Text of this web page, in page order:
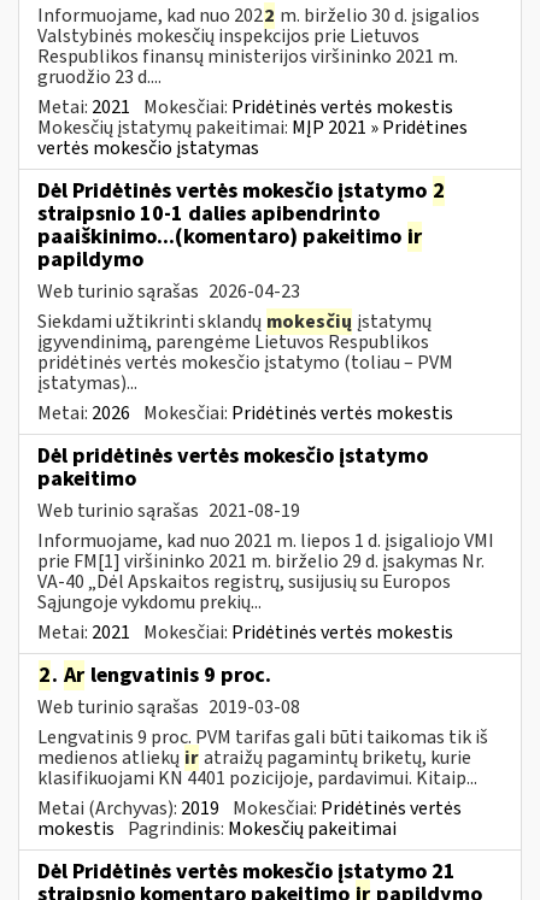
Informuojame, kad nuo 2022 m. birželio 30 d. įsigalios
Valstybinės mokesčių inspekcijos prie Lietuvos
Respublikos finansų ministerijos viršininko 2021 m.
gruodžio 23 d....
Metai: 2021 Mokesčiai: Pridėtinės vertės mokestis
Mokesčių įstatymų pakeitimai: MĮP 2021 » Pridėtines
vertės mokesčio įstatymas
Dėl Pridėtinės vertės mokesčio įstatymo 2
straipsnio 10-1 dalies apibendrinto
paaiškinimo...(komentaro) pakeitimo ir
papildymo
Web turinio sąrašas 2026-04-23
Siekdami užtikrinti sklandų mokesčių įstatymų
įgyvendinimą, parengėme Lietuvos Respublikos
pridėtinės vertės mokesčio įstatymo (toliau – PVM
įstatymas)...
Metai: 2026 Mokesčiai: Pridėtinės vertės mokestis
Dėl pridėtinės vertės mokesčio įstatymo
pakeitimo
Web turinio sąrašas 2021-08-19
Informuojame, kad nuo 2021 m. liepos 1 d. įsigaliojo VMI
prie FM[1] viršininko 2021 m. birželio 29 d. įsakymas Nr.
VA-40 „Dėl Apskaitos registrų, susijusių su Europos
Sąjungoje vykdomu prekių...
Metai: 2021 Mokesčiai: Pridėtinės vertės mokestis
2. Ar lengvatinis 9 proc.
Web turinio sąrašas 2019-03-08
Lengvatinis 9 proc. PVM tarifas gali būti taikomas tik iš
medienos atliekų iratraižų pagamintų briketų, kurie
klasifikuojami KN 4401 pozicijoje, pardavimui. Kitaip...
Metai (Archyvas): 2019 Mokesčiai: Pridėtinės vertės
mokestis Pagrindinis: Mokesčių pakeitimai
Dėl Pridėtinės vertės mokesčio įstatymo 21
straipsnio komentaro pakeitimo ir papildymo